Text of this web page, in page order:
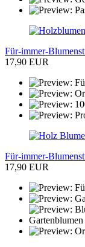
Für-immer-
17,90 EUR
Für-immer-
17,90 EUR